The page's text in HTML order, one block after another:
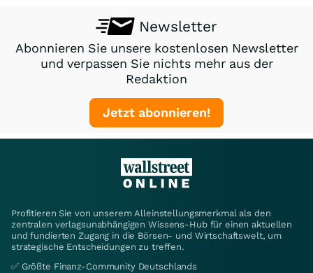
Newsletter
Abonnieren Sie unsere kostenlosen Newsletter
und verpassen Sie nichts mehr aus der
Redaktion
Jetzt abonnieren!
Profitieren Sie von unserem Alleinstellungsmerkmal als den
zentralen verlagsunabhängigen Wissens-Hub für einen aktuellen
und fundierten Zugang in die Börsen- und Wirtschaftswelt, um
strategische Entscheidungen zu treffen.
✅ Größte Finanz-Community Deutschlands